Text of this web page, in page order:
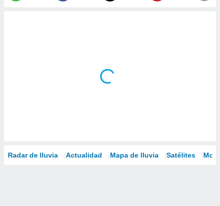
Radar de lluvia Actualidad Mapa de lluvia Satélites